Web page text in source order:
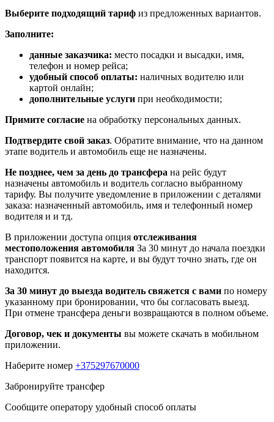
Выберите подходящий тариф из предложенных вариантов.
Заполните:
данные заказчика: место посадки и высадки, имя,
телефон и номер рейса;
удобный способ оплаты: наличных водителю или
картой онлайн;
дополнительные услуги при необходимости;
Примите согласие на обработку персональных данных.
Подтвердите свой заказ. Обратите внимание, что на данном
этапе водитель и автомобиль еще не назначены.
Не позднее, чем за день до трансфера на рейс будут
назначены автомобиль и водитель согласно выбранному
тарифу. Вы получите уведомление в приложении c деталями
заказа: назначенный автомобиль, имя и телефонный номер
водителя и и тд.
В приложении доступа опция отслеживания
местоположения автомобиля За 30 минут до начала поездки
транспорт появится на карте, и вы будут точно знать, где он
находится.
За 30 минут до выезда водитель свяжется с вами по номеру
указанному при бронировании, что бы согласовать выезд.
При отмене трансфера деньги возвращаются в полном объеме.
Договор, чек и документы вы можете скачать в мобильном
приложении.
Наберите номер +375297670000
Забронируйте трансфер
Сообщите оператору удобный способ оплаты